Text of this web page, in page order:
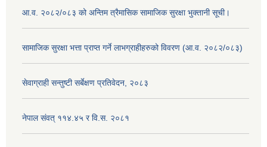
आ.व. २०८२/०८३ को अन्तिम त्रैमासिक सामाजिक सुरक्षा भुक्तानी सूची।
सामाजिक सुरक्षा भत्ता प्राप्त गर्ने लाभग्राहीहरुको विवरण (आ.व. २०८२/०८३)
सेवाग्राही सन्तुष्टी सर्बेक्षण प्रतिवेदन, २०८३
नेपाल संवत् ११४.४५ र वि.स. २०८१